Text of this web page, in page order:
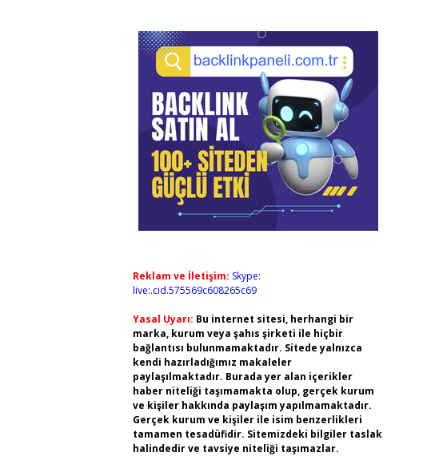
Reklam ve İletişim: Skype:
live:.cid.575569c608265c69
Yasal Uyarı: Bu internet sitesi, herhangi bir
marka, kurum veya şahıs şirketi ile hiçbir
bağlantısı bulunmamaktadır. Sitede yalnızca
kendi hazırladığımız makaleler
paylaşılmaktadır. Burada yer alan içerikler
haber niteliği taşımamakta olup, gerçek kurum
ve kişiler hakkında paylaşım yapılmamaktadır.
Gerçek kurum ve kişiler ile isim benzerlikleri
tamamen tesadüfidir. Sitemizdeki bilgiler taslak
halindedir ve tavsiye niteliği taşımazlar.